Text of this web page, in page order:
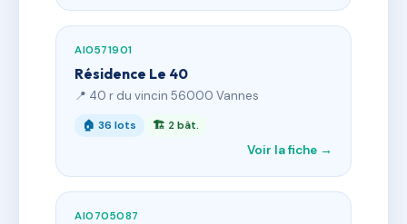
AI0571901
Résidence Le 40
📍 40 r du vincin 56000 Vannes
🏠 36 lots 🏗 2 bât.
Voir la fiche →
AI0705087